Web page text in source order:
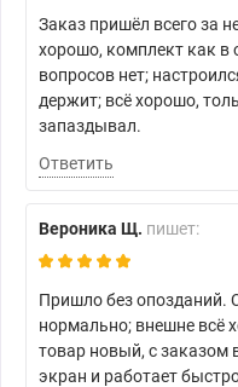
Заказ пришёл всего за
хорошо, комплект как в
вопросов нет;
держит; всё хорошо,
запаздывал.
Ответить
Вероника Щ. пишет:
Пришло без опозданий.
нормально; внешне всё
товар новый, с заказом
экран и работает